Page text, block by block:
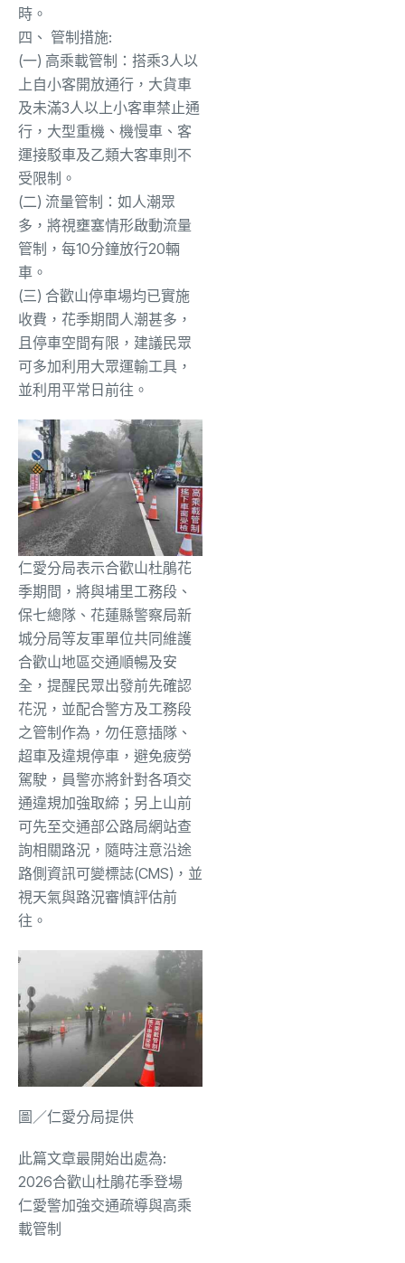
時。
四、 管制措施:
(一) 高乘載管制：搭乘3人以
上自小客開放通行， 大貨車
及未滿3人以上小客車禁止通
行，大型重機、機慢車、 客
運接駁車及乙類大客車則不
受限制。
(二) 流量管制：如人潮眾
多，將視壅塞情形啟動流量
管制， 每10分鐘放行20輛
車。
(三) 合歡山停車場均已實施
收費，花季期間人潮甚多，
且停車空間有限， 建議民眾
可多加利用大眾運輸工具，
並利用平常日前往。
仁愛分局表示合歡山杜鵑花
季期間，將與埔里工務段、
保七總隊、 花蓮縣警察局新
城分局等友軍單位共同維護
合歡山地區交通順暢及安
全，提醒民眾出發前先確認
花況，並配合警方及工務段
之管制作為， 勿任意插隊、
超車及違規停車，避免疲勞
駕駛， 員警亦將針對各項交
通違規加強取締； 另上山前
可先至交通部公路局網站查
詢相關路況， 隨時注意沿途
路側資訊可變標誌(CMS)， 並
視天氣與路況審慎評估前
往。
圖／仁愛分局提供
此篇文章最開始出處為:
2026合歡山杜鵑花季登場
仁愛警加強交通疏導與高乘
載管制